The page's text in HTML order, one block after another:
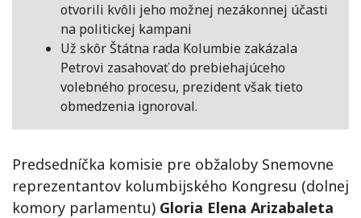
otvorili kvôli jeho možnej nezákonnej účasti
na politickej kampani
Už skôr Štátna rada Kolumbie zakázala
Petrovi zasahovať do prebiehajúceho
volebného procesu, prezident však tieto
obmedzenia ignoroval.
Predsedníčka komisie pre obžaloby Snemovne
reprezentantov kolumbijského Kongresu (dolnej
komory parlamentu) Gloria Elena Arizabaleta